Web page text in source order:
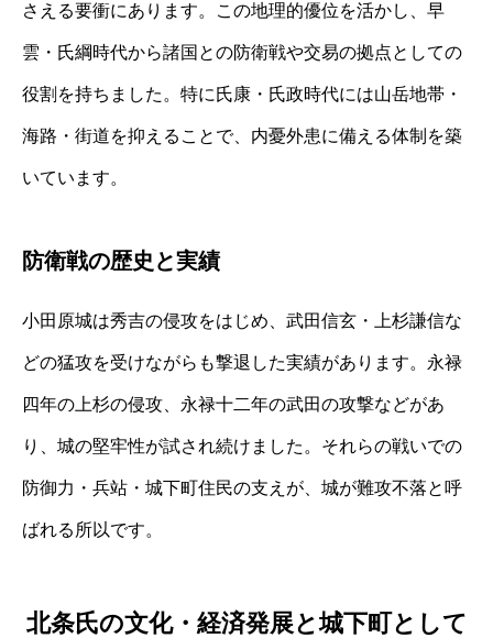
さえる要衝にあります。この地理的優位を活かし、早
雲・氏綱時代から諸国との防衛戦や交易の拠点としての
役割を持ちました。特に氏康・氏政時代には山岳地帯・
海路・街道を抑えることで、内憂外患に備える体制を築
いています。
防衛戦の歴史と実績
小田原城は秀吉の侵攻をはじめ、武田信玄・上杉謙信な
どの猛攻を受けながらも撃退した実績があります。永禄
四年の上杉の侵攻、永禄十二年の武田の攻撃などがあ
り、城の堅牢性が試され続けました。それらの戦いでの
防御力・兵站・城下町住民の支えが、城が難攻不落と呼
ばれる所以です。
北条氏の文化・経済発展と城下町として